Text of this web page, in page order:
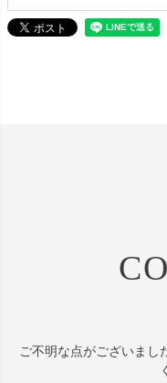
ご不明な点がございまし